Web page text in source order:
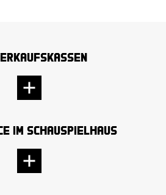
im Schauspielhaus